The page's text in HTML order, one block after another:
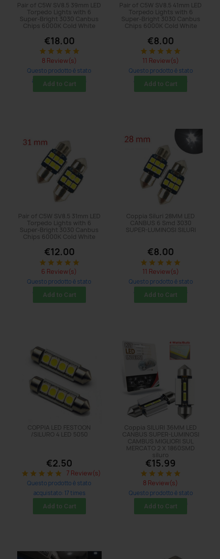
Pair of C5W SV8.5 39mm LED
Torpedo Lights with 6
Super-Bright 3030 Canbus
Chips 6000K Cold White
€18.00
star star star star star
8 Review(s)
Questo prodotto è stato
acquistato: 101 times
Add to Cart
Pair of C5W SV8.5 41mm LED
Torpedo Lights with 6
Super-Bright 3030 Canbus
Chips 6000K Cold White
€8.00
star star star star star
11 Review(s)
Questo prodotto è stato
acquistato: 92 times
Add to Cart
Pair of C5W SV8.5 31mm LED
Torpedo Lights with 6
Super-Bright 3030 Canbus
Chips 6000K Cold White
€12.00
star star star star star
6 Review(s)
Questo prodotto è stato
acquistato: 35 times
Add to Cart
Coppia Siluri 28MM LED
CANBUS 6 Smd 3030
SUPER-LUMINOSI SILURI
€8.00
star star star star star
11 Review(s)
Questo prodotto è stato
acquistato: 62 times
Add to Cart
COPPIA LED FESTOON
/SILURO 4 LED 5050
€2.50
star star star star star 7 Review(s)
Questo prodotto è stato
acquistato: 17 times
Add to Cart
Coppia SILURI 36MM LED
CANBUS SUPER-LUMINOSI
CAMBUS MIGLIORI SUL
MERCATO 2 X 1860SMD
siluro
€15.99
star star star star star
8 Review(s)
Questo prodotto è stato
acquistato: 35 times
Add to Cart